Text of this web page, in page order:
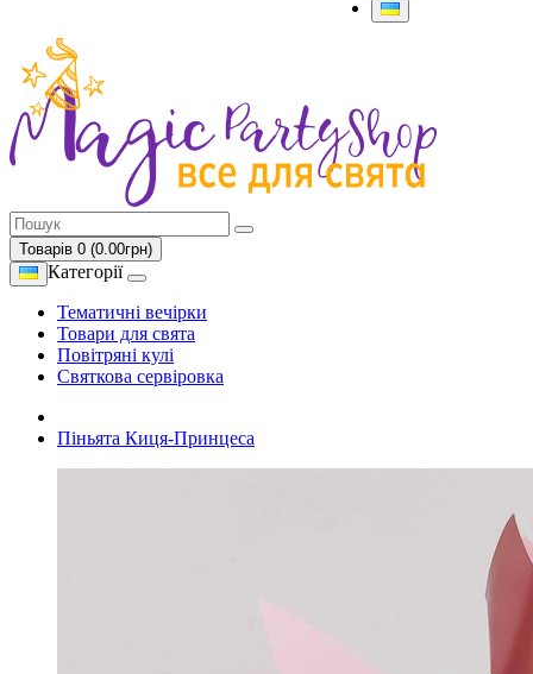
Товарів 0 (0.00грн)
Категорії
Тематичні вечірки
Товари для свята
Повітряні кулі
Святкова сервіровка
Піньята Киця-Принцеса